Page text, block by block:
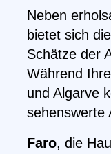
Neben
bietet sich
Schätze der
Während
und Algarve
sehenswerte
Faro, die